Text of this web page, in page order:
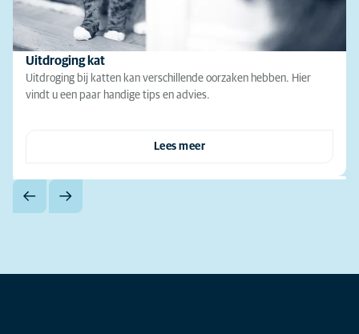
Uitdroging kat
Uitdroging bij katten kan verschillende oorzaken hebben. Hier
vindt u een paar handige tips en advies.
Lees meer